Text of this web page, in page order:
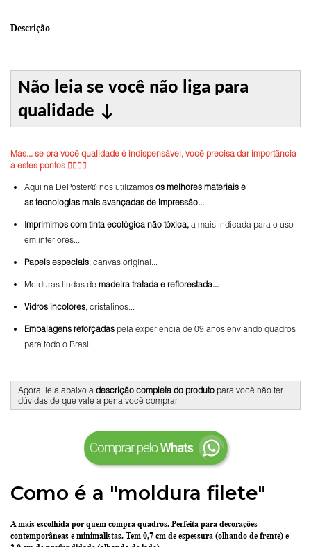
Descrição
Não leia se você não liga para
qualidade ↓
Mas... se pra você qualidade é indispensável, você precisa dar importância
a estes pontos 👇🏼👇🏼
Aqui na DePoster® nós utilizamos os melhores materiais e
as tecnologias mais avançadas de impressão...
Imprimimos com tinta ecológica não tóxica, a mais indicada para o uso
em interiores...
Papeis especiais, canvas original...
Molduras lindas de madeira tratada e reflorestada...
Vidros incolores, cristalinos...
Embalagens reforçadas pela experiência de 09 anos enviando quadros
para todo o Brasil
Agora, leia abaixo a descrição completa do produto para você não ter
dúvidas de que vale a pena você comprar.
Como é a "moldura filete"
A mais escolhida por quem compra quadros. Perfeita para decorações
contemporâneas e minimalistas. Tem 0,7 cm de espessura (olhando de frente) e